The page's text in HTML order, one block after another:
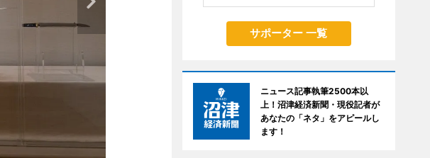
サポーター 一覧
ニュース記事執筆2500本以
上！沼津経済新聞・現役記者が
あなたの「ネタ」をアピールし
ます！